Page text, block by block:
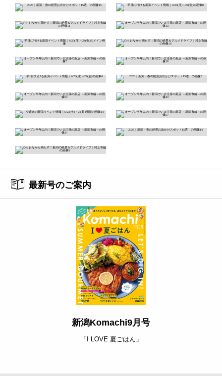
最新号のご案内
新潟Komachi9月号
「I LOVE 夏ごはん」